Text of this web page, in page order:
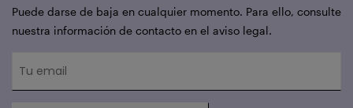
Puede darse de baja en cualquier momento. Para ello, consulte
nuestra información de contacto en el aviso legal.